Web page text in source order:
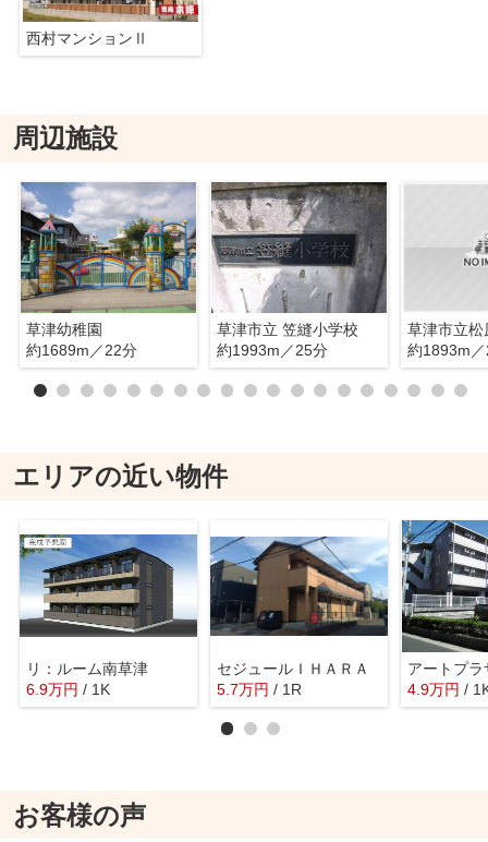
西村マンションⅡ
周辺施設
草津幼稚園
約1689m／22分
草津市立 笠縫小学校
約1993m／25分
草津市立松
約1893m
エリアの近い物件
リ：ルーム南草津
6.9万円 / 1K
セジュールＩＨＡＲＡ
5.7万円 / 1R
アートプラ
4.9万円 /
お客様の声